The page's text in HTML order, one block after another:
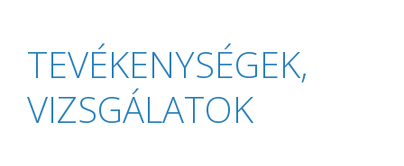
TEVÉKENYSÉGEK,
VIZSGÁLATOK